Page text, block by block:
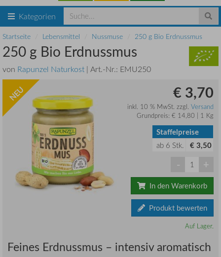
Kategorien
Startseite Lebensmittel Nussmuse 250 g Bio Erdnussmus
250 g Bio Erdnussmus
von Rapunzel Naturkost | Art.-Nr.: EMU250
NEU € 3,70
inkl. 10 % MwSt. zzgl. Versand
Grundpreis: € 14,80 | 1 Kg
Staffelpreise
ab 6 Stk. € 3,50
- +
In den Warenkorb
Produkt bewerten
Auf Lager.
Feines Erdnussmus – intensiv aromatisch